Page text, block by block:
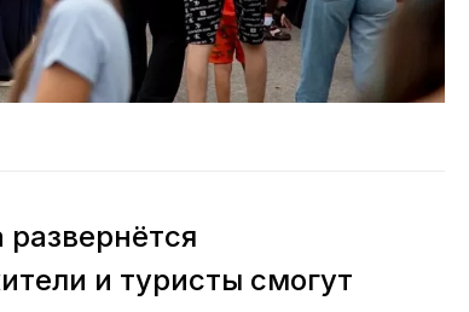
и туристы смогут